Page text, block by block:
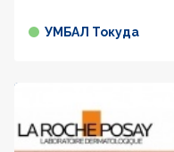
УМБАЛ Токуда